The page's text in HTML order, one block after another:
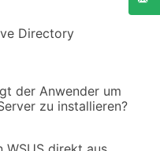
Directory
der Anwender um
zu installieren?